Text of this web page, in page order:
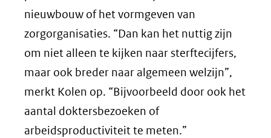
nieuwbouw of het vormgeven van
zorgorganisaties. “Dan kan het nuttig zijn
om niet alleen te kijken naar sterftecijfers,
maar ook breder naar algemeen welzijn”,
merkt Kolen op. “Bijvoorbeeld door ook het
aantal doktersbezoeken of
arbeidsproductiviteit te meten.”